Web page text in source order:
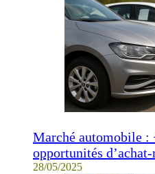
Marché automobile :
opportunités
28/05/2025